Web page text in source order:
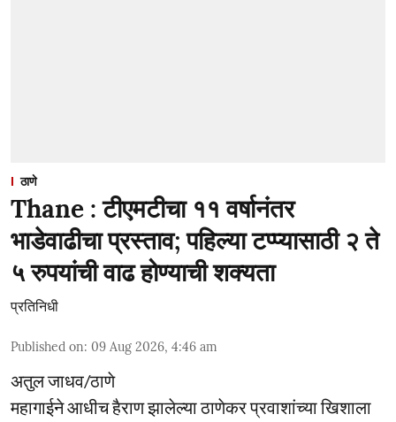
ठाणे
Thane : टीएमटीचा ११ वर्षानंतर
भाडेवाढीचा प्रस्ताव; पहिल्या टप्प्यासाठी २ ते
५ रुपयांची वाढ होण्याची शक्यता
प्रतिनिधी
Published on: 09 Aug 2026, 4:46 am
अतुल जाधव/ठाणे
महागाईने आधीच हैराण झालेल्या ठाणेकर प्रवाशांच्या खिशाला